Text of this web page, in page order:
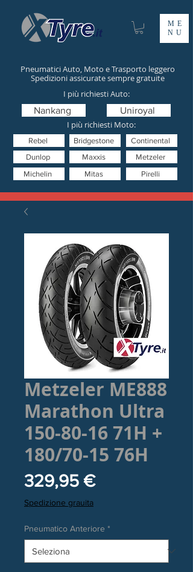
ME
NU
Pneumatici Auto, Moto e Trasporto leggero
Spedizioni assicurate sempre gratuite
I più richiesti Moto:
Mitas
Nankang
Pirelli
Uniroyal
Metzeler
Dunlop
Bridgestone Continental
Michelin
Rebel
I più richiesti Auto:
Maxxis
Metzeler ME888
Marathon Ultra
150-80-16 71H +
180/70-15 76H
329,95 €Prezzo
Spedizione grauita
Pneumatico Anteriore *